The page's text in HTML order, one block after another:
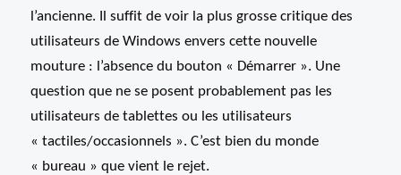
l’ancienne. Il suffit de voir la plus grosse critique des
utilisateurs de Windows envers cette nouvelle
mouture : l’absence du bouton « Démarrer ». Une
question que ne se posent probablement pas les
utilisateurs de tablettes ou les utilisateurs
« tactiles/occasionnels ». C’est bien du monde
« bureau » que vient le rejet.